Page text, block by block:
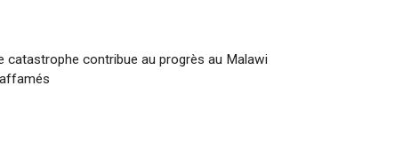
contribue au progrès au Malawi